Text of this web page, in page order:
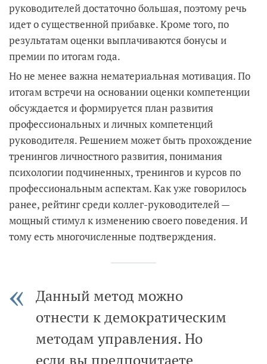
руководителей достаточно большая, поэтому речь
идет о существенной прибавке. Кроме того, по
результатам оценки выплачиваются бонусы и
премии по итогам года.
Но не менее важна нематериальная мотивация. По
итогам встречи на основании оценки компетенции
обсуждается и формируется план развития
профессиональных и личных компетенций
руководителя. Решением может быть прохождение
тренингов личностного развития, понимания
психологии подчиненных, тренингов и курсов по
профессиональным аспектам. Как уже говорилось
ранее, рейтинг среди коллег-руководителей —
мощный стимул к изменению своего поведения. И
тому есть многочисленные подтверждения.
Данный метод можно
отнести к демократическим
методам управления. Но
если вы предпочитаете